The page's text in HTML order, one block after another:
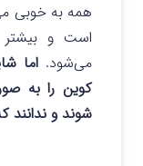
همه به خوبی
است و بیشتر
می‌شود.اما
کوین را به
شوند و ندانند